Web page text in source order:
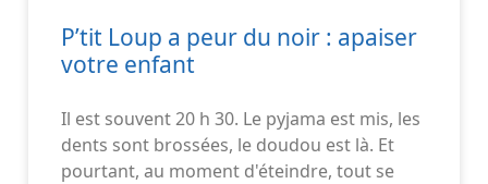
P’tit Loup a peur du noir : apaiser
votre enfant
Il est souvent 20 h 30. Le pyjama est mis, les
dents sont brossées, le doudou est là. Et
pourtant, au moment d'éteindre, tout se